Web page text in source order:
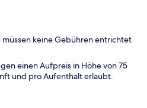
müssen keine Gebühren entrichtet
einen Aufpreis in Höhe von 75
und pro Aufenthalt erlaubt.